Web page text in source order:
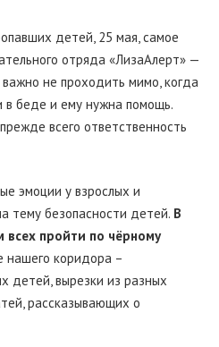
детей, 25 мая, самое
отряда «ЛизаАлерт» —
не проходить мимо, когда
в беде и ему нужна помощь.
всего ответственность
эмоции у взрослых и
тему безопасности детей. В
пройти по чёрному
нашего коридора –
детей, вырезки из разных
рассказывающих о